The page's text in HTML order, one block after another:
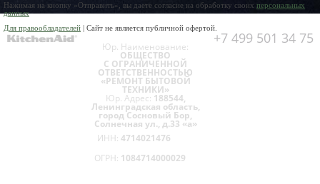
Нажимая на кнопку «Отправить», вы даете согласие на обработку своих персональных
данных
Для правообладателей | Сайт не является публичной офертой.
+7 499 501 34 75
Юр. Наименование:
ОБЩЕСТВО
С ОГРАНИЧЕННОЙ
ОТВЕТСТВЕННОСТЬЮ
«РЕМОНТ БЫТОВОЙ
ТЕХНИКИ»
Юр. Адрес: 188544,
Ленинградская область,
город Сосновый Бор,
Солнечная ул., д.33 «а»
ИНН: 4714021476
ОГРН: 1084714000029